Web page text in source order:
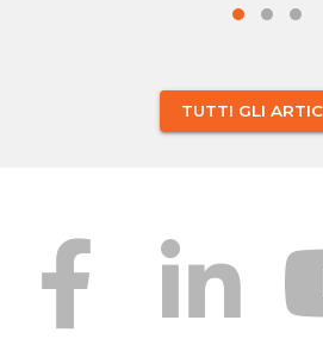
TUTTI GLI